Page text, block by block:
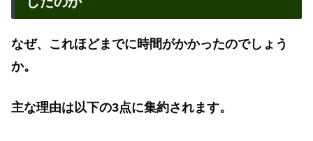
なぜ、これほどまでに時間がかかったのでしょう
か。
主な理由は以下の3点に集約されます。